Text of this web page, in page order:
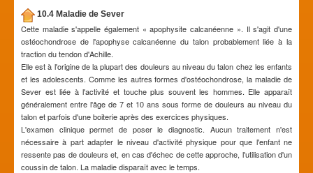
10.4 Maladie de Sever
Cette maladie s'appelle également « apophysite calcanéenne ». Il s'agit d'une
ostéochondrose de l'apophyse calcanéenne du talon probablement liée à la
traction du tendon d'Achille.
Elle est à l'origine de la plupart des douleurs au niveau du talon chez les enfants
et les adolescents. Comme les autres formes d'ostéochondrose, la maladie de
Sever est liée à l'activité et touche plus souvent les hommes. Elle apparaît
généralement entre l'âge de 7 et 10 ans sous forme de douleurs au niveau du
talon et parfois d'une boiterie après des exercices physiques.
L'examen clinique permet de poser le diagnostic. Aucun traitement n'est
nécessaire à part adapter le niveau d'activité physique pour que l'enfant ne
ressente pas de douleurs et, en cas d'échec de cette approche, l'utilisation d'un
coussin de talon. La maladie disparaît avec le temps.